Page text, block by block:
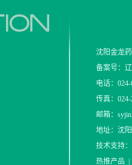
沈阳金龙
备案号：
电话：024-
传真：024-
邮箱：
地址：沈
技术支持
热推产品 |